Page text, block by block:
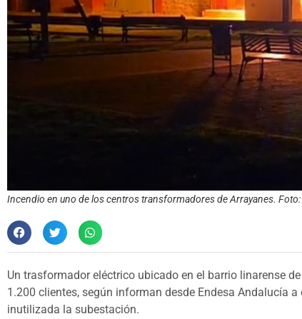
Incendio en uno de los centros transformadores de Arrayanes. Foto:
Un trasformador eléctrico ubicado en el barrio linarense
1.200 clientes, según informan desde Endesa Andalucía
inutilizada la subestación.